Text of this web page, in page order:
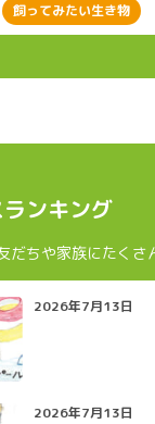
飼ってみたい生き物
ンキング
だちや家族にたくさ
2026年7月13日
2026年7月13日